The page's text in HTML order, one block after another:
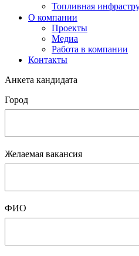
Топливная
О компании
Проекты
Медиа
Работа в компании
Контакты
Анкета кандидата
Город
Желаемая вакансия
ФИО